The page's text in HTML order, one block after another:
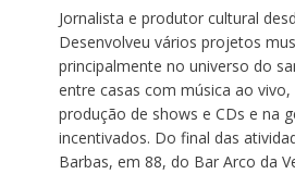
Jornalista e produtor cultural
Desenvolveu vários projetos
principalmente no universo do
entre casas com música ao
produção de shows e CDs e na
incentivados. Do final das
Barbas, em 88, do Bar Arco da